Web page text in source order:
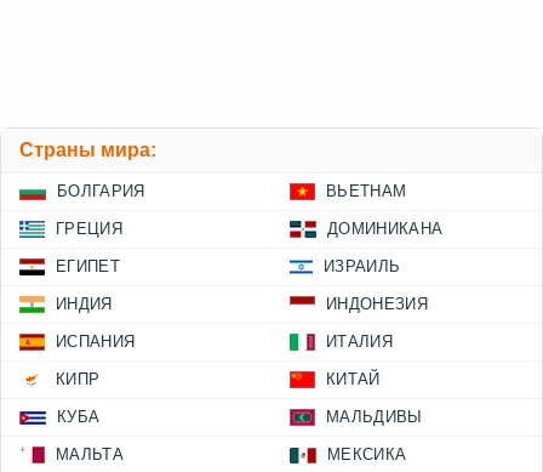
Страны мира:
БОЛГАРИЯ ВЬЕТНАМ
ГРЕЦИЯ ДОМИНИКАНА
ЕГИПЕТ ИЗРАИЛЬ
ИНДИЯ ИНДОНЕЗИЯ
ИСПАНИЯ ИТАЛИЯ
КИПР КИТАЙ
КУБА МАЛЬДИВЫ
МАЛЬТА МЕКСИКА